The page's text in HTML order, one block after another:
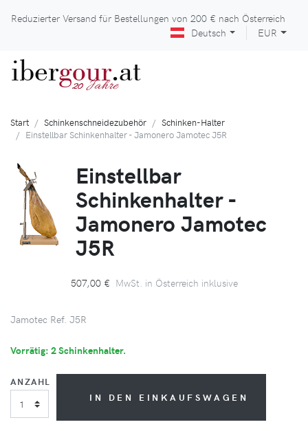
Reduzierter Versand für Bestellungen von 200 € nach Österreich
Deutsch
EUR
ibergour
20 Jahre.at
Start Schinkenschneidezubehör
Schinken-Halter
Einstellbar Schinkenhalter - Jamonero Jamotec J5R
Einstellbar
Schinkenhalter -
Jamonero Jamotec
J5R
507,00 € MwSt. in Österreich inklusive
Jamotec Ref. J5R
Vorrätig: 2 Schinkenhalter.
ANZAHL
IN DEN EINKAUFSWAGEN